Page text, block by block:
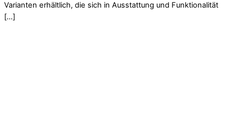
Varianten erhältlich, die sich in Ausstattung und Funktionalität
[…]